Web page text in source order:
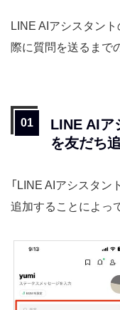
LINE AIアシスタン
際に質問を送るまで
LINE AIア
を友だち
「LINE AIアシスタン
追加することによっ